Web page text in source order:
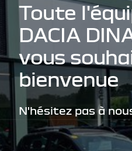
Toute
DACIA
vous
bienvenue
N'hésitez pas à